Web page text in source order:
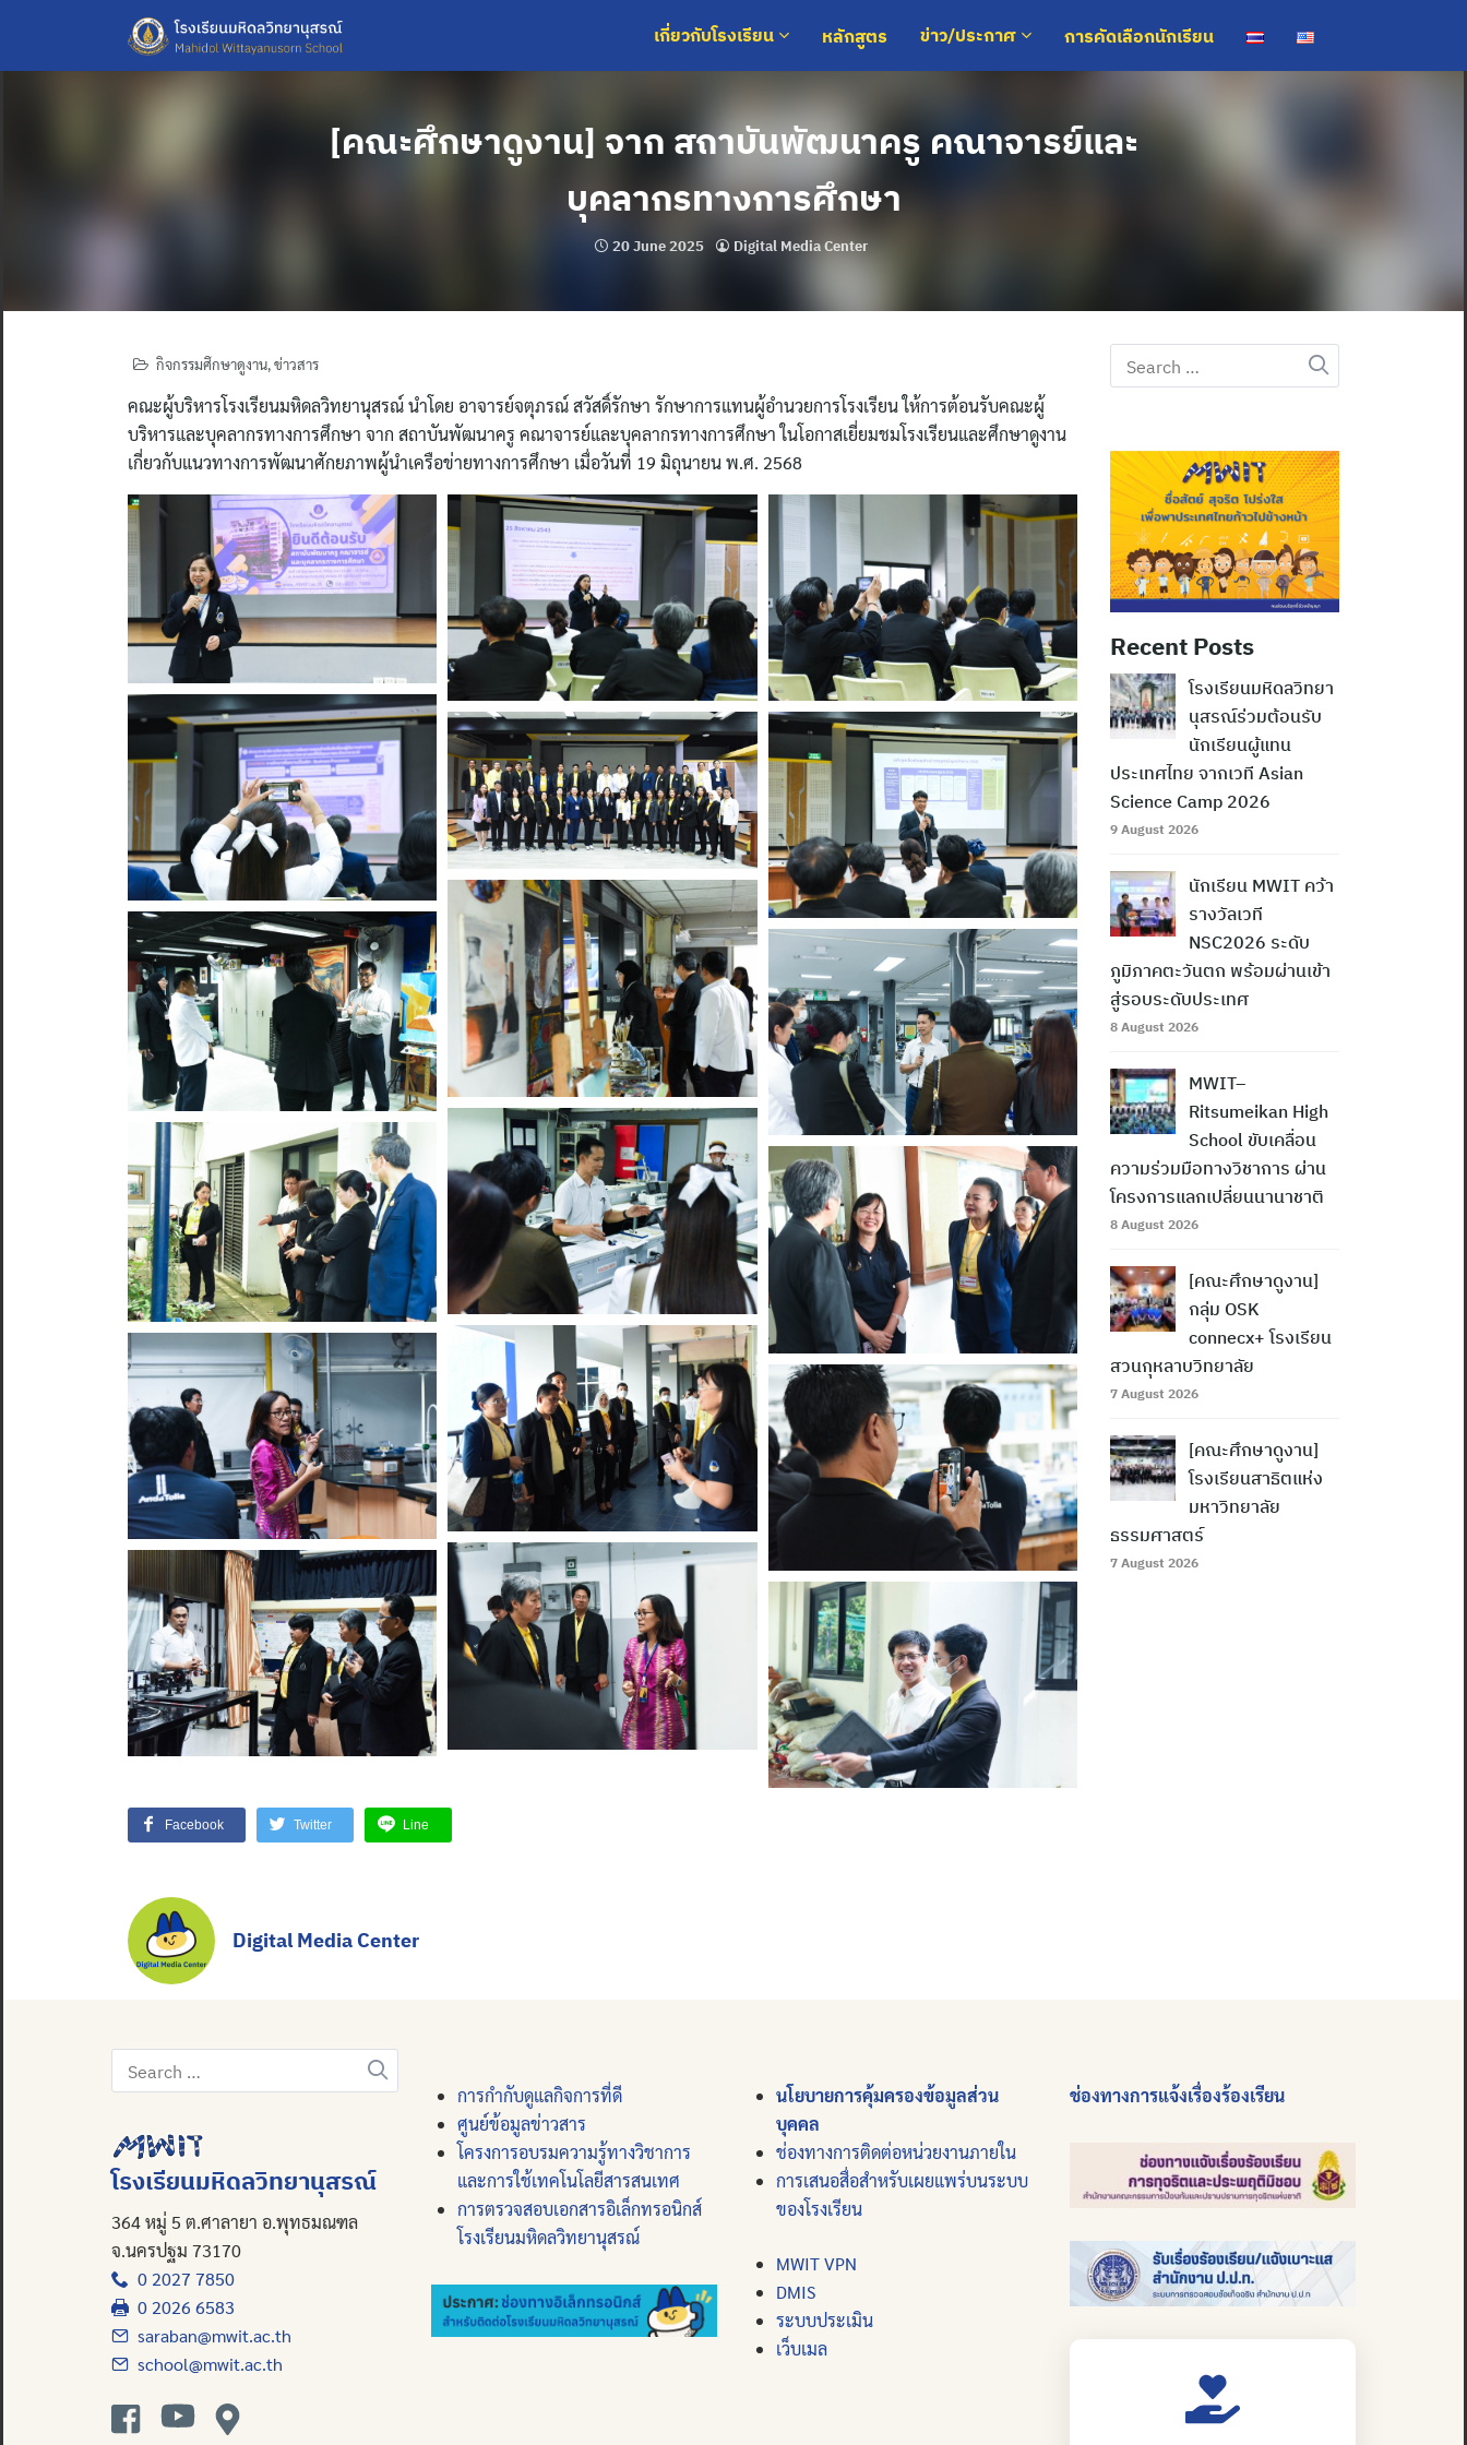
content
เกี่ยวกับโรงเรียน หลักสูตร ข่าว/ประกาศ การคัดเลือกนักเรียน
Search
for:
[คณะศึกษาดูงาน] จาก สถาบันพัฒนาครู คณาจารย์และ
บุคลากรทางการศึกษา
20 June 2025 Digital Media Center
กิจกรรมศึกษาดูงาน,ข่าวสาร
คณะผู้บริหารโรงเรียนมหิดลวิทยานุสรณ์ นำโดย อาจารย์จตุภรณ์ สวัสดิ์รักษา รักษาการแทนผู้อำนวยการโรงเรียน ให้การต้อนรับคณะผู้
บริหารและบุคลากรทางการศึกษา จาก สถาบันพัฒนาครู คณาจารย์และบุคลากรทางการศึกษา ในโอกาสเยี่ยมชมโรงเรียนและศึกษาดูงาน
เกี่ยวกับแนวทางการพัฒนาศักยภาพผู้นำเครือข่ายทางการศึกษา เมื่อวันที่ 19 มิถุนายน พ.ศ. 2568
Facebook Twitter Line
Digital Media Center
Search
for:
Recent Posts
โรงเรียนมหิดลวิทยา
นุสรณ์ร่วมต้อนรับ
นักเรียนผู้แทน
ประเทศไทย จากเวที Asian
Science Camp 2026
9 August 2026
นักเรียน MWIT คว้า
รางวัลเวที
NSC2026 ระดับ
ภูมิภาคตะวันตก พร้อมผ่านเข้า
สู่รอบระดับประเทศ
8 August 2026
MWIT–
Ritsumeikan High
School ขับเคลื่อน
ความร่วมมือทางวิชาการ ผ่าน
โครงการแลกเปลี่ยนนานาชาติ
8 August 2026
[คณะศึกษาดูงาน]
กลุ่ม OSK
connecx+ โรงเรียน
สวนกุหลาบวิทยาลัย
7 August 2026
[คณะศึกษาดูงาน]
โรงเรียนสาธิตแห่ง
มหาวิทยาลัย
ธรรมศาสตร์
7 August 2026
Search
for:
โรงเรียนมหิดลวิทยานุสรณ์
364 หมู่ 5 ต.ศาลายา อ.พุทธมณฑล
จ.นครปฐม 73170
0 2027 7850
0 2026 6583
saraban@mwit.ac.th
school@mwit.ac.th
การกำกับดูแลกิจการที่ดี
ศูนย์ข้อมูลข่าวสาร
โครงการอบรมความรู้ทางวิชาการ
และการใช้เทคโนโลยีสารสนเทศ
การตรวจสอบเอกสารอิเล็กทรอนิกส์
โรงเรียนมหิดลวิทยานุสรณ์
นโยบายการคุ้มครองข้อมูลส่วน
บุคคล
ช่องทางการติดต่อหน่วยงานภายใน
การเสนอสื่อสำหรับเผยแพร่บนระบบ
ของโรงเรียน
MWIT VPN
DMIS
ระบบประเมิน
เว็บเมล
ช่องทางการแจ้งเรื่องร้องเรียน